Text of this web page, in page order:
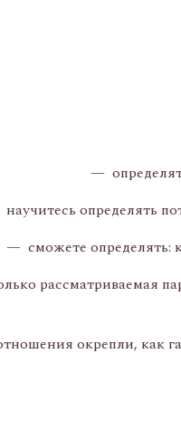
—
определять
— сможете определять:
рассматриваемая
окрепли, как